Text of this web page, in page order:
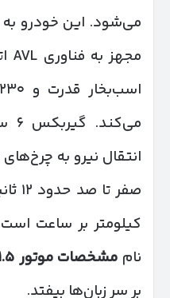
انتقال نیرو به
کیلومتر بر ساعت
نام مشخصات موتور
بر سر زبان‌ها بیفتد.